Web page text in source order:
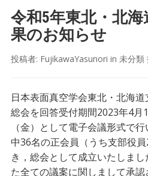
令和5年東北・北
果のお知らせ
投稿者: FujikawaYasunori in 未分類
日本表面真空学会東北・北海
総会を回答受付期間2023年4月
（金）として電子会議形式で
中36名の正会員（うち支部役
き，総会として成立いたしま
た全ての議案に関しまして承